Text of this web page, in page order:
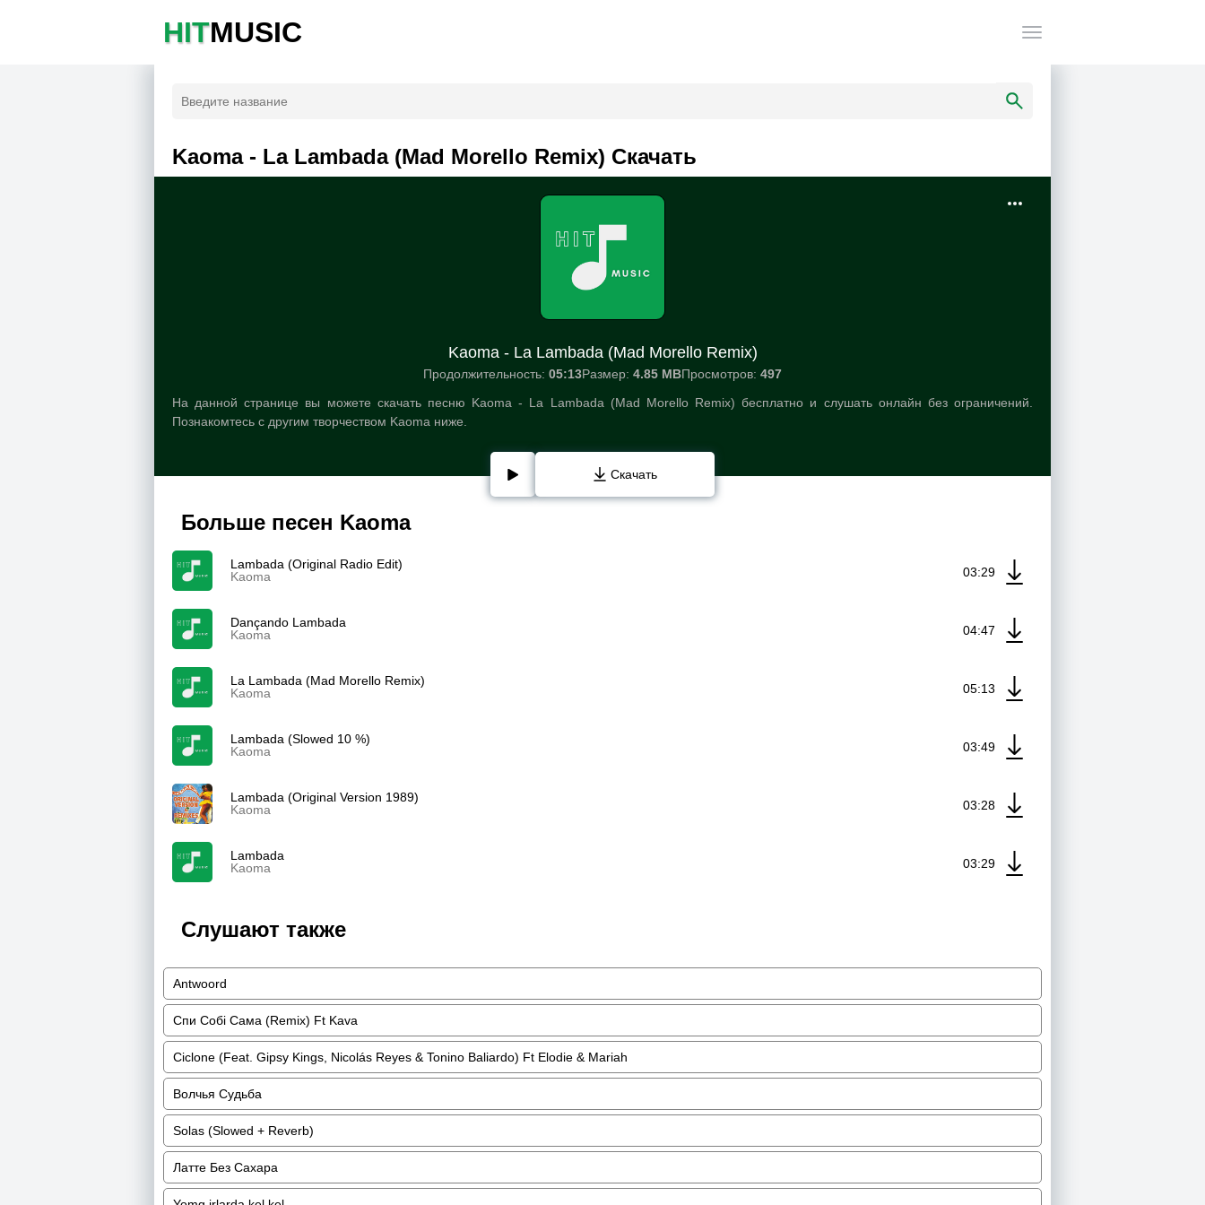
HITMUSIC
Kaoma - La Lambada (Mad Morello Remix) Скачать
Kaoma - La Lambada (Mad Morello Remix)
Продолжительность: 05:13Размер: 4.85 MBПросмотров: 497
На данной странице вы можете скачать песню Kaoma - La Lambada (Mad Morello Remix) бесплатно и слушать онлайн без ограничений.
Познакомтесь с другим творчеством Kaoma ниже.
Скачать
Больше песен Kaoma
Lambada (Original Radio Edit)
Kaoma
03:29
Dançando Lambada
Kaoma
04:47
La Lambada (Mad Morello Remix)
Kaoma
05:13
Lambada (Slowed 10 %)
Kaoma
03:49
Lambada (Original Version 1989)
Kaoma
03:28
Lambada
Kaoma
03:29
Слушают также
Antwoord
Спи Собі Сама (Remix) Ft Kava
Ciclone (Feat. Gipsy Kings, Nicolás Reyes & Tonino Baliardo) Ft Elodie & Mariah
Волчья Судьба
Solas (Slowed + Reverb)
Латте Без Сахара